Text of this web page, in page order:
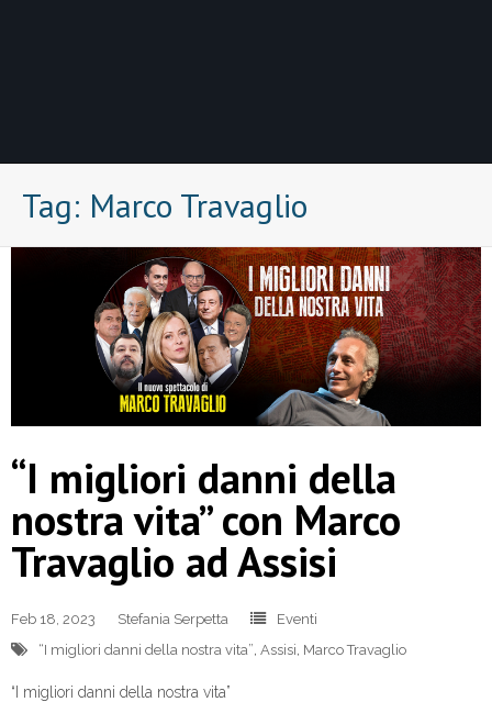
Tag: Marco Travaglio
“I migliori danni della
nostra vita” con Marco
Travaglio ad Assisi
Feb 18, 2023 Stefania Serpetta
Eventi
“I migliori danni della nostra vita” Assisi Marco Travaglio
“I migliori danni della nostra vita”